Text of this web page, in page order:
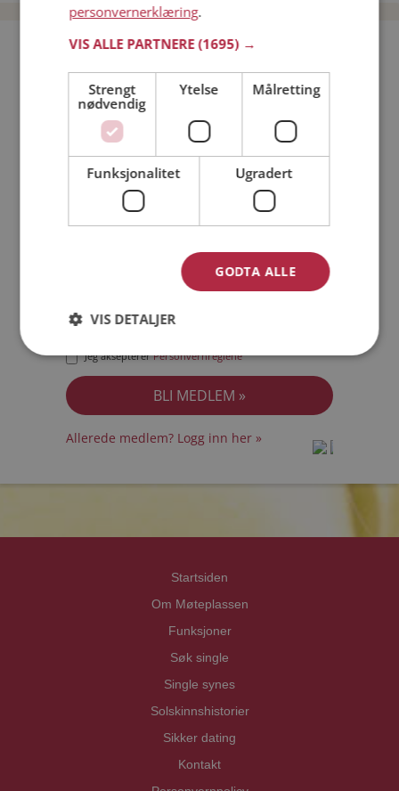
Bli medlem gratis!
Jeg er en:
Jeg akseptererPersonvernreglene
Allerede medlem? Logg inn her »
Startsiden
Om Møteplassen
Funksjoner
Søk single
Single synes
Solskinnshistorier
Sikker dating
Kontakt
personvernerklæring.
VIS ALLE PARTNERE(1695) →
Strengt
nødvendig
Ytelse Målretting
Funksjonalitet Ugradert
GODTA ALLE
VIS DETALJER